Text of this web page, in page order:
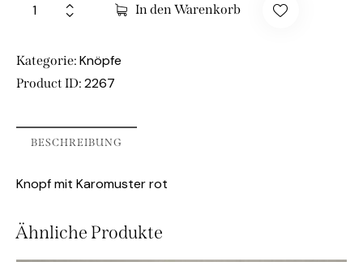
In den Warenkorb
Kategorie: Knöpfe
Product ID: 2267
BESCHREIBUNG
Knopf mit Karomuster rot
Ähnliche Produkte